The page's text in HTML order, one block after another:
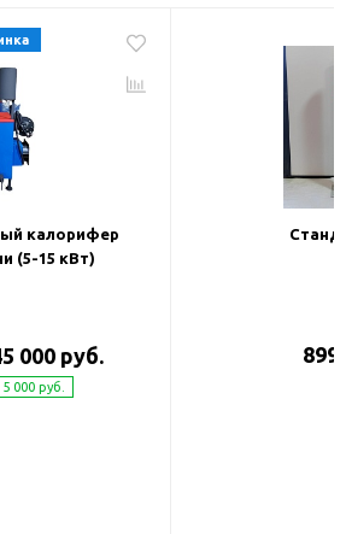
калорифер
(5-15 кВт)
000 руб.
5 000 руб.
899